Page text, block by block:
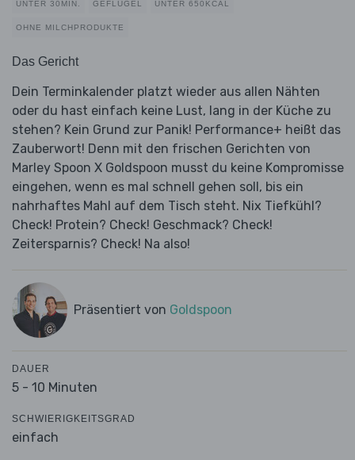
UNTER 30MIN. GEFLÜGEL UNTER 650KCAL
OHNE MILCHPRODUKTE
Das Gericht
Dein Terminkalender platzt wieder aus allen Nähten
oder du hast einfach keine Lust, lang in der Küche zu
stehen? Kein Grund zur Panik! Performance+ heißt das
Zauberwort! Denn mit den frischen Gerichten von
Marley Spoon X Goldspoon musst du keine Kompromisse
eingehen, wenn es mal schnell gehen soll, bis ein
nahrhaftes Mahl auf dem Tisch steht. Nix Tiefkühl?
Check! Protein? Check! Geschmack? Check!
Zeitersparnis? Check! Na also!
Präsentiert von Goldspoon
DAUER
5 - 10 Minuten
SCHWIERIGKEITSGRAD
einfach